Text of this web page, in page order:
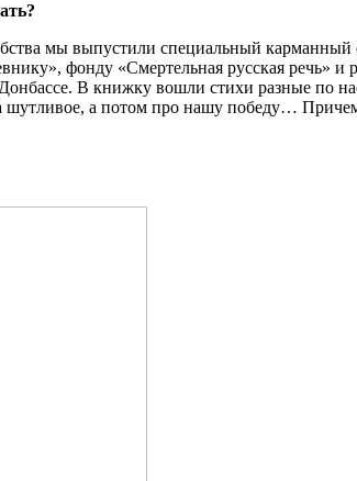
мы выпустили специальный карманный
фонду «Смертельная русская речь»
В книжку вошли стихи разные по
а потом про нашу победу…